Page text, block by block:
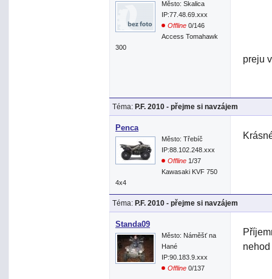
Město: Skalica
IP:77.48.69.xxx
Offline 0/146
Access Tomahawk
300
preju
Téma: P.F. 2010 - přejme si navzájem
Penca
Město: Třebíč
IP:88.102.248.xxx
Offline 1/37
Kawasaki KVF 750
4x4
Téma: P.F. 2010 - přejme si navzájem
Standa09
Město: Náměšť na
Hané
IP:90.183.9.xxx
Offline 0/137